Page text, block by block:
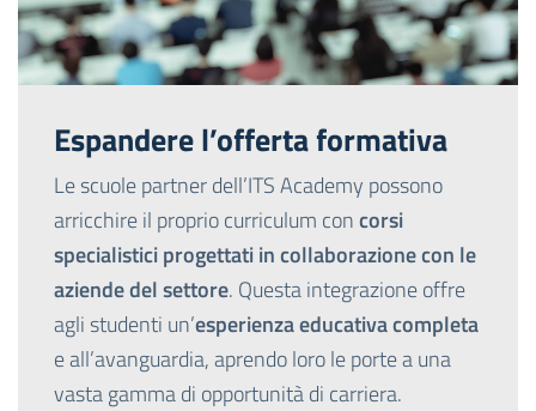
Espandere l’offerta formativa
Le scuole partner dell’ITS Academy possono
arricchire il proprio curriculum concorsi
specialistici progettati in collaborazione con le
aziende del settore. Questa integrazione offre
agli studenti un’esperienza educativa completa
e all’avanguardia, aprendo loro le porte a una
vasta gamma di opportunità di carriera.